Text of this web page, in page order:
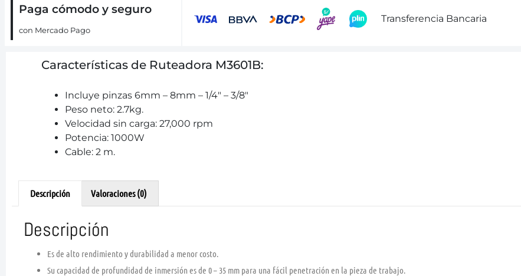
Paga cómodo y seguro
con Mercado Pago
Transferencia Bancaria
Características de Ruteadora M3601B:
Incluye pinzas 6mm – 8mm – 1/4″ – 3/8″
Peso neto: 2.7kg.
Velocidad sin carga: 27,000 rpm
Potencia: 1000W
Cable: 2 m.
Descripción Valoraciones (0)
Descripción
Es de alto rendimiento y durabilidad a menor costo.
Su capacidad de profundidad de inmersión es de 0 – 35 mm para una fácil penetración en la pieza de trabajo.